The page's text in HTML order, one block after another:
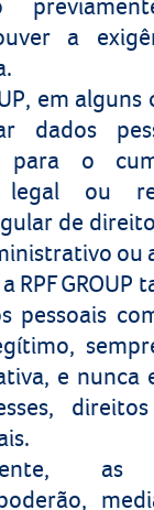
a
, em alguns
dados
para o
legal ou
de
ou
RPF GROUP
pessoais
e nunca
as